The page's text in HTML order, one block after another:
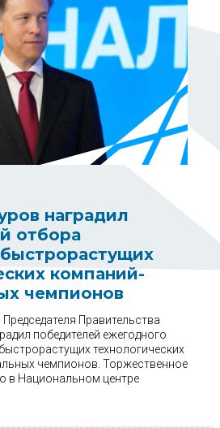
наградил
отбора
компаний-
чемпионов
Правительства
победителей ежегодного
технологических
чемпионов. Торжественное
в Национальном центре